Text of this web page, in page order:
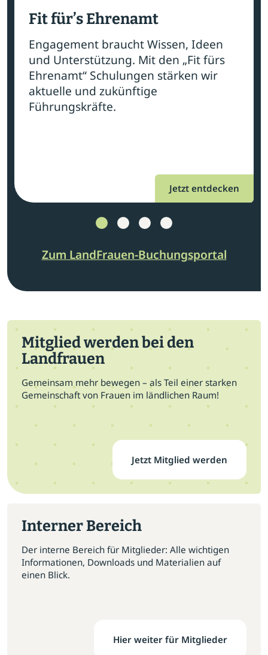
Fit für’s Ehrenamt
Engagement braucht Wissen, Ideen
und Unterstützung. Mit den „Fit fürs
Ehrenamt“ Schulungen stärken wir
aktuelle und zukünftige
Führungskräfte.
Jetzt entdecken
Zum LandFrauen-Buchungsportal
Mitglied werden bei den
Landfrauen
Gemeinsam mehr bewegen – als Teil einer starken
Gemeinschaft von Frauen im ländlichen Raum!
Jetzt Mitglied werden
Interner Bereich
Der interne Bereich für Mitglieder: Alle wichtigen
Informationen, Downloads und Materialien auf
einen Blick.
Hier weiter für Mitglieder